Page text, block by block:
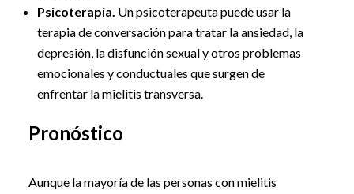
Psicoterapia. Un psicoterapeuta puede usar la
terapia de conversación para tratar la ansiedad, la
depresión, la disfunción sexual y otros problemas
emocionales y conductuales que surgen de
enfrentar la mielitis transversa.
Pronóstico
Aunque la mayoría de las personas con mielitis